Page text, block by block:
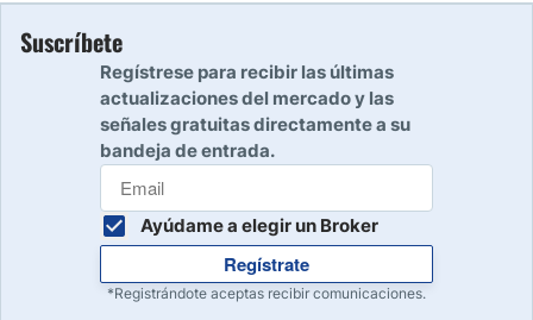
Suscríbete
Regístrese para recibir las últimas
actualizaciones del mercado y las
señales gratuitas directamente a su
bandeja de entrada.
Ayúdame a elegir un Broker
Regístrate
*Registrándote aceptas recibir comunicaciones.